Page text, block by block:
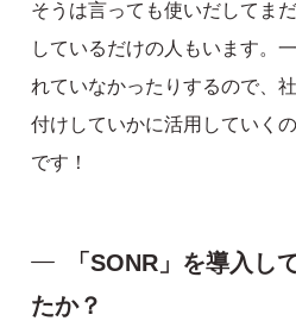
そうは言っても使いだしてま
しているだけの人もいます。
れていなかったりするので、
付けしていかに活用していく
です！
「SONR」を導入し
たか？